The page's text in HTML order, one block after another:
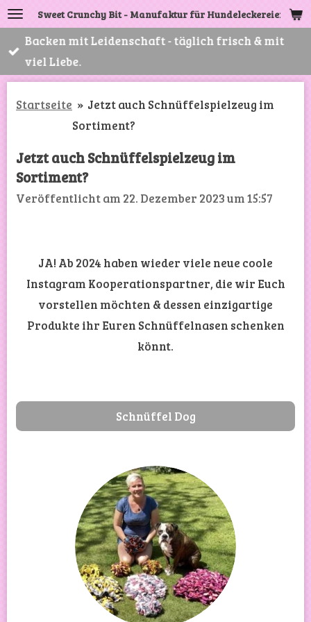
Zum
Hauptinhalt
springen
Sweet Crunchy Bit - Manufaktur für Hundeleckereien
Backen mit Leidenschaft - täglich frisch & mit
viel Liebe.
Startseite » Jetzt auch Schnüffelspielzeug im
Sortiment?
Jetzt auch Schnüffelspielzeug im
Sortiment?
Veröffentlicht am 22. Dezember 2023 um 15:57
JA! Ab 2024 haben wieder viele neue coole
Instagram Kooperationspartner, die wir Euch
vorstellen möchten & dessen einzigartige
Produkte ihr Euren Schnüffelnasen schenken
könnt.
Schnüffel Dog